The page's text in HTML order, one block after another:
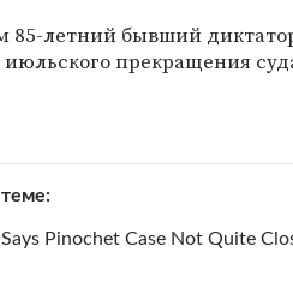
летний бывший
прекращения
Pinochet Case Not Quite